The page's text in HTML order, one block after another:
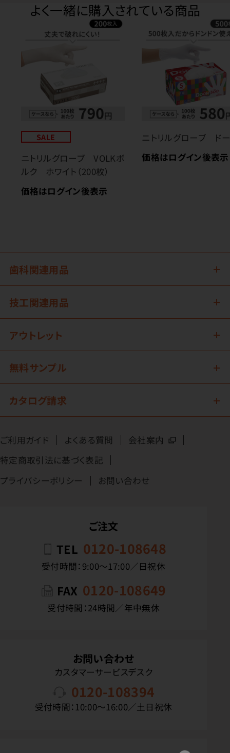
よく一緒に購入されている商品
SALE
ニトリルグローブ VOLKボ
ルク ホワイト（200枚）
価格はログイン後表示
ニトリルグローブ ド
価格はログイン後表示
歯科関連用品
技工関連用品
アウトレット
無料サンプル
カタログ請求
ご利用ガイド よくある質問
会社案内
特定商取引法に基づく表記
プライバシーポリシー
お問い合わせ
ご注文
TEL 0120-108648
受付時間：9:00〜17:00／日祝休
FAX 0120-108649
受付時間：24時間／年中無休
お問い合わせ
カスタマーサービスデスク
0120-108394
受付時間：10:00〜16:00／土日祝休